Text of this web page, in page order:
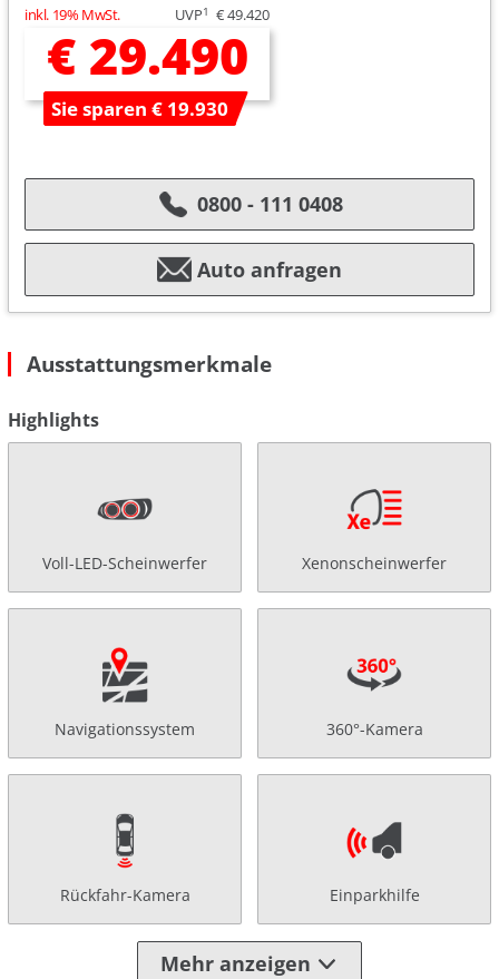
inkl. 19% MwSt. UVP1 € 49.420
€ 29.490
Sie sparen € 19.930
0800 - 111 0408
Auto anfragen
Ausstattungsmerkmale
Highlights
Voll-LED-Scheinwerfer Xenonscheinwerfer
Navigationssystem 360°-Kamera
Rückfahr-Kamera Einparkhilfe
Mehr anzeigen